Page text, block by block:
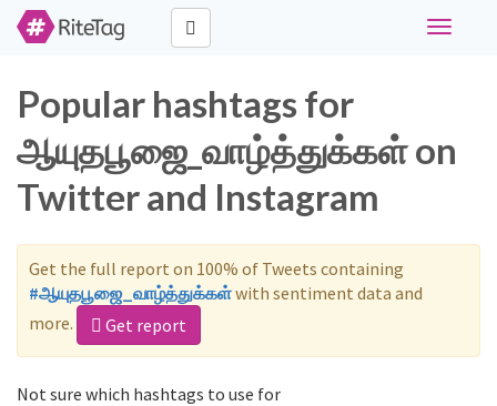
Toggle
Popular hashtags for
ஆயுதபூஜை_வாழ்த்துக்கள் on
Twitter and Instagram
Get the full report on 100% of Tweets containing
#ஆயுதபூஜை_வாழ்த்துக்கள்with sentiment data and
more.
Get report
Not sure which hashtags to use for